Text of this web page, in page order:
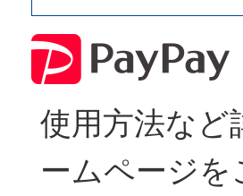
使用方法など
ームページ